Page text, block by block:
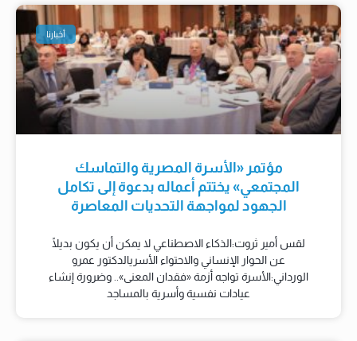
أخبارنا
مؤتمر «الأسرة المصرية والتماسك
المجتمعي» يختتم أعماله بدعوة إلى تكامل
الجهود لمواجهة التحديات المعاصرة
لقس أمير ثروت:الذكاء الاصطناعي لا يمكن أن يكون بديلًا
عن الحوار الإنساني والاحتواء الأسريالدكتور عمرو
الورداني:الأسرة تواجه أزمة «فقدان المعنى».. وضرورة إنشاء
عيادات نفسية وأسرية بالمساجد